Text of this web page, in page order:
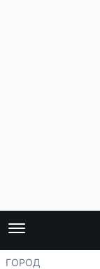
ГОРОД